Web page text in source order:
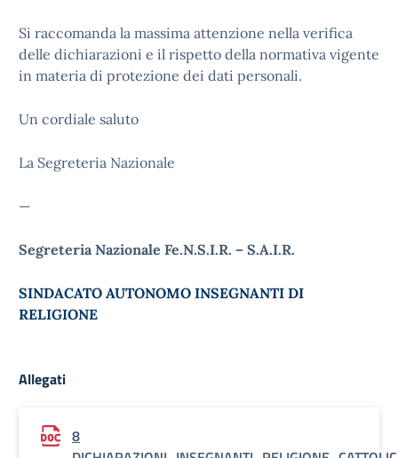
Si raccomanda la massima attenzione nella verifica
delle dichiarazioni e il rispetto della normativa vigente
in materia di protezione dei dati personali.
Un cordiale saluto
La Segreteria Nazionale
—
Segreteria Nazionale Fe.N.S.I.R. – S.A.I.R.
SINDACATO AUTONOMO INSEGNANTI DI
RELIGIONE
Allegati
8